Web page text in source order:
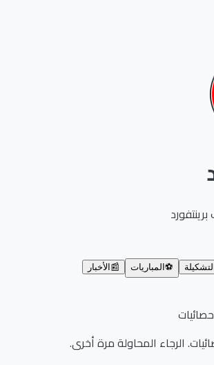
⚽ المباريات 📰 الأخبار
الرجاء المحاولة مرة أخرى.